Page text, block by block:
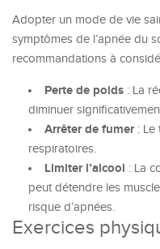
Adopter un mode de vie
symptômes de l’apnée du
recommandations à
Perte de poids : La
diminuer
Arrêter de fumer: Le
respiratoires.
Limiter l’alcool : La
peut détendre les
risque d’apnées.
Exercices